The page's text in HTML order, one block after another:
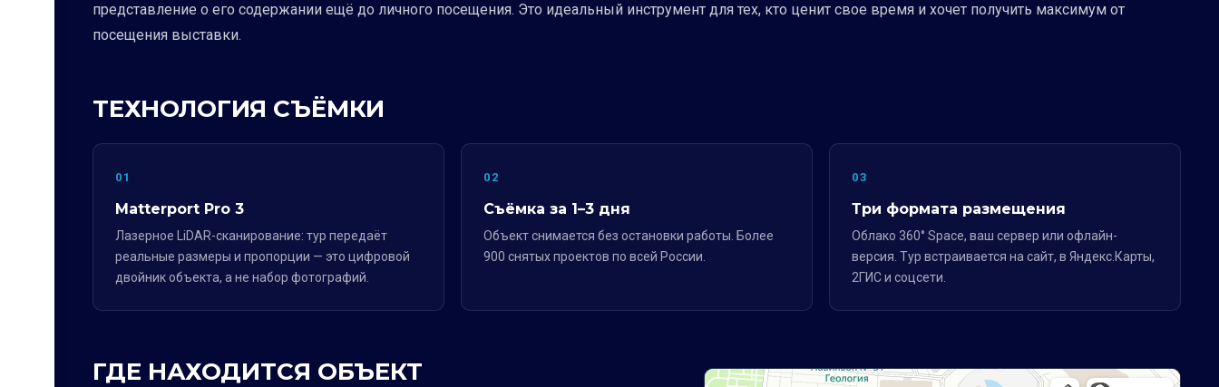
представление о его содержании ещё до личного посещения. Это идеальный инструмент для тех, кто ценит свое время и хочет получить максимум от
посещения выставки.
ТЕХНОЛОГИЯ СЪЁМКИ
01
Matterport Pro 3
Лазерное LiDAR-сканирование: тур передаёт
реальные размеры и пропорции — это цифровой
двойник объекта, а не набор фотографий.
02
Съёмка за 1–3 дня
Объект снимается без остановки работы. Более
900 снятых проектов по всей России.
03
Три формата размещения
Облако 360° Space, ваш сервер или офлайн-
версия. Тур встраивается на сайт, в Яндекс.Карты,
2ГИС и соцсети.
ГДЕ НАХОДИТСЯ ОБЪЕКТ